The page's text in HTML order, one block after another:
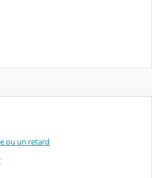
ou un retard